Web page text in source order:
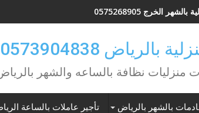
الخرج 0575268905
0573904838- 0549362075
منزليات نظافة بالساعه والشهر
بالشهر بالرياض تأجير عاملات بالساعة